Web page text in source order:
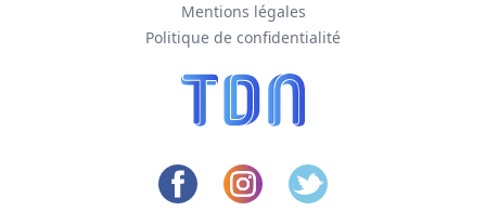
Mentions légales
Politique de confidentialité